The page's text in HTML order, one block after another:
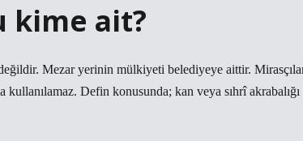
kime ait?
Mezar yerinin mülkiyeti belediyeye aittir.
kullanılamaz. Defin konusunda; kan veya sıhrî